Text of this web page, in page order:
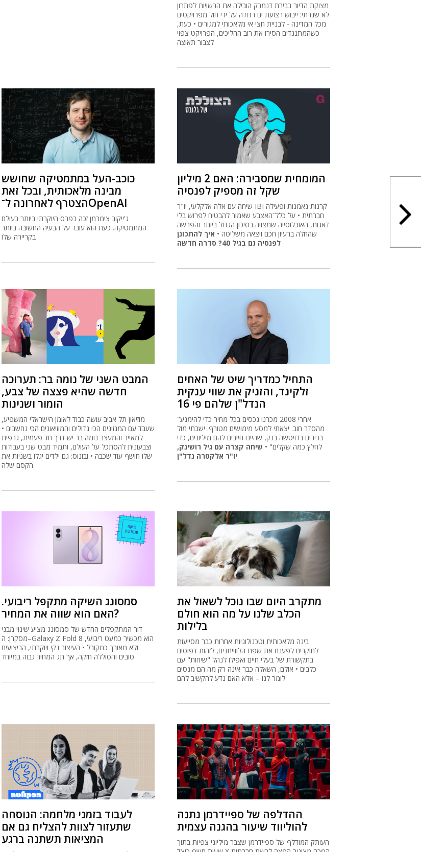
מצוקת הדיור בבירת דנמרק הובילה את הרשויות לפתרון
לא שגרתי: ייבוש רצועת ים רדודה על ידי חול מפרויקטים
מכל המדינה - לבניית חצי אי מלאכותי למגורים • כעת,
כשהמתנגדים הסירו את רוב ההליכים, הפרויקט צפוי
לצבור תאוצה
כוכב-העל במתמטיקה שחושש
מבינה מלאכותית, ובכל זאת
הצטרף לאחרונה ל־OpenAI
ג'ייקוב צימרמן זכה בפרס היוקרתי ביותר בעולם
המתמטיקה. כעת הוא עובד על הבעיה החשובה ביותר
בקריירה שלו
המומחית שמסבירה: האם 2 מיליון
שקל זה מספיק לפנסיה
שיחה עם אלה אלקלעי, יו"ר IBI קרנות נאמנות ופעילה
חברתית • על כלל־האצבע שאמור להבטיח לפרוש בלי
דאגות, האוכלוסייה שמצויה בסיכון הגדול ביותר והפרשה
שהחלה ברעיון חכם ויצאה משליטה • איך להתכונן
לפנסיה גם בגיל 40? סדרה חדשה
המבט השני של נומה בר: תערוכה
חדשה שהיא פצצה של צבע,
הומור ושנינות
מוזיאון תל אביב עושה כבוד לאומן הישראלי המשפיע,
שעבד עם המגזינים הכי גדולים והמוזיאונים הכי נחשבים •
למאייר והמעצב נומה בר יש דרך חד פעמית, גרפית
וצבעונית להסתכל על העולם, ותמיד מבט שני בעבודות
שלו חושף עוד שכבה • ובונוס: גם ילדים יגלו בשניות את
הקסם שלה
התחיל כמדריך שיט של האחים
זלקינד, והזניק את שווי ענקית
הנדל"ן שלהם פי 16
"אחרי 2008 מכרנו נכסים בכל מחיר כדי להימנע
מהסדר חוב. יצאתי למסע מימושים מטורף. ישבתי מול
בכירים בדויטשה בנק, שהיינו חייבים להם מיליונים, כדי
לחלץ כמה שקלים" • שיחה קצרה עם גיל רושינק,
יו"ר אלקטרה נדל"ן
סמסונג השיקה מתקפל ריבועי.
האם הוא שווה את המחיר?
דור המתקפלים החדש של סמסונג מציע שינוי מבני
מסקרן: ה–Galaxy Z Fold 8 הוא מכשיר כמעט ריבועי,
ולא מאורך כמקובל • העיצוב נקי ויוקרתי, הביצועים
טובים והסוללה חזקה, אך תג המחיר גבוה במיוחד
מתקרב היום שבו נוכל לשאול את
הכלב שלנו על מה הוא חולם
בלילות
בינה מלאכותית וטכנולוגיות אחרות כבר מסייעות
לחוקרים לפענח את שפת הלווייתנים, לזהות דפוסים
בתקשורת של בעלי חיים ואפילו לנהל "שיחות" עם
כלבים • אולם, השאלה כבר אינה רק מה הם מנסים
לומר לנו – אלא האם נדע להקשיב להם
לעבוד בזמני מלחמה: הנוסחה
שתעזור לצוות להצליח גם אם
המציאות תשתנה ברגע
ההדלפה של ספיידרמן נתנה
להוליווד שיעור בהגנה עצמית
העותק המודלף של ספיידרמן שצבר מיליוני צפיות בתוך